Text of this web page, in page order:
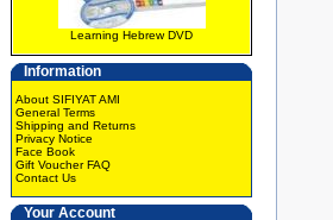
Learning Hebrew DVD
Information
About SIFIYAT AMI
General Terms
Shipping and Returns
Privacy Notice
Face Book
Gift Voucher FAQ
Contact Us
Your Account